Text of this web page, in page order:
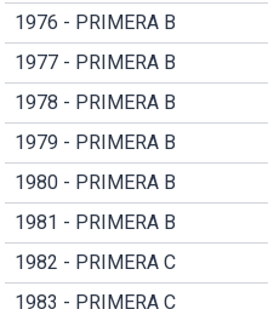
1976 - PRIMERA B
1977 - PRIMERA B
1978 - PRIMERA B
1979 - PRIMERA B
1980 - PRIMERA B
1981 - PRIMERA B
1982 - PRIMERA C
1983 - PRIMERA C